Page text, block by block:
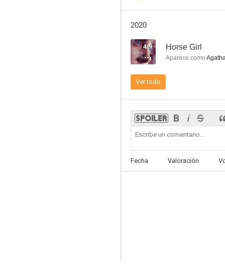
2020
4.9 Horse Girl
Aparece como
Ver todo
Fecha Valoración